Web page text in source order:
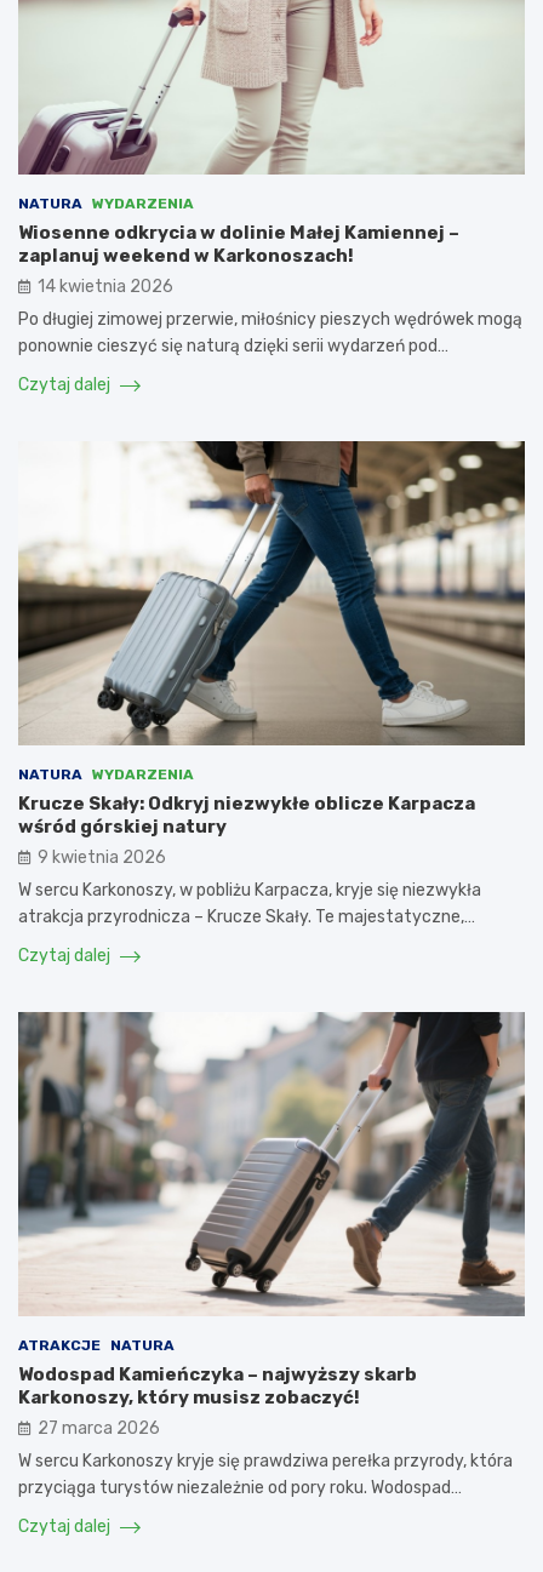
NATURA WYDARZENIA
Wiosenne odkrycia w dolinie Małej Kamiennej –
zaplanuj weekend w Karkonoszach!
14 kwietnia 2026
Po długiej zimowej przerwie, miłośnicy pieszych wędrówek mogą
ponownie cieszyć się naturą dzięki serii wydarzeń pod…
Czytaj dalej
NATURA WYDARZENIA
Krucze Skały: Odkryj niezwykłe oblicze Karpacza
wśród górskiej natury
9 kwietnia 2026
W sercu Karkonoszy, w pobliżu Karpacza, kryje się niezwykła
atrakcja przyrodnicza – Krucze Skały. Te majestatyczne,…
Czytaj dalej
ATRAKCJE NATURA
Wodospad Kamieńczyka – najwyższy skarb
Karkonoszy, który musisz zobaczyć!
27 marca 2026
W sercu Karkonoszy kryje się prawdziwa perełka przyrody, która
przyciąga turystów niezależnie od pory roku. Wodospad…
Czytaj dalej